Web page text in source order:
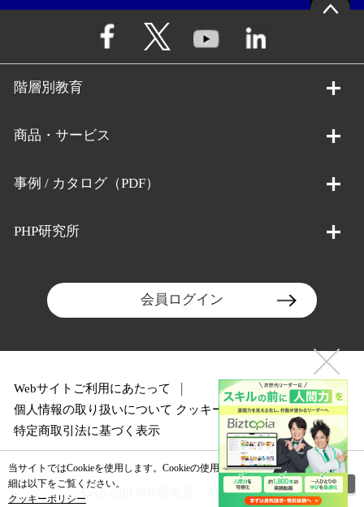
階層別教育
商品・サービス
事例 / カタログ（PDF）
PHP研究所
会員ログイン
Webサイトご利用にあたって
個人情報の取り扱いについて クッキーポリシー
特定商取引法に基づく表示
Copyright PHP研究所 All rights reserved.
当サイトではCookieを使用します。Cookieの使用に関する詳
細は以下をご覧ください。
クッキーポリシー
閉じる